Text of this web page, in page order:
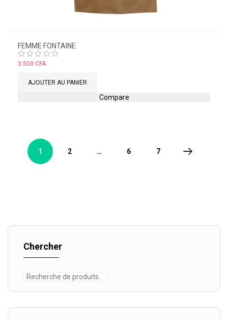
FEMME FONTAINE
Note
3.500 CFA
AJOUTER AU PANIER
Compare
1 2 … 6 7
Chercher